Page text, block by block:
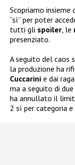
Scopriamo insieme
“sì” per poter
tutti gli spoiler, le
presenziato.
A seguito del caos
la produzione ha
Cuccarini e dai
ma a seguito di due
ha annullato il
2 sì per categoria e